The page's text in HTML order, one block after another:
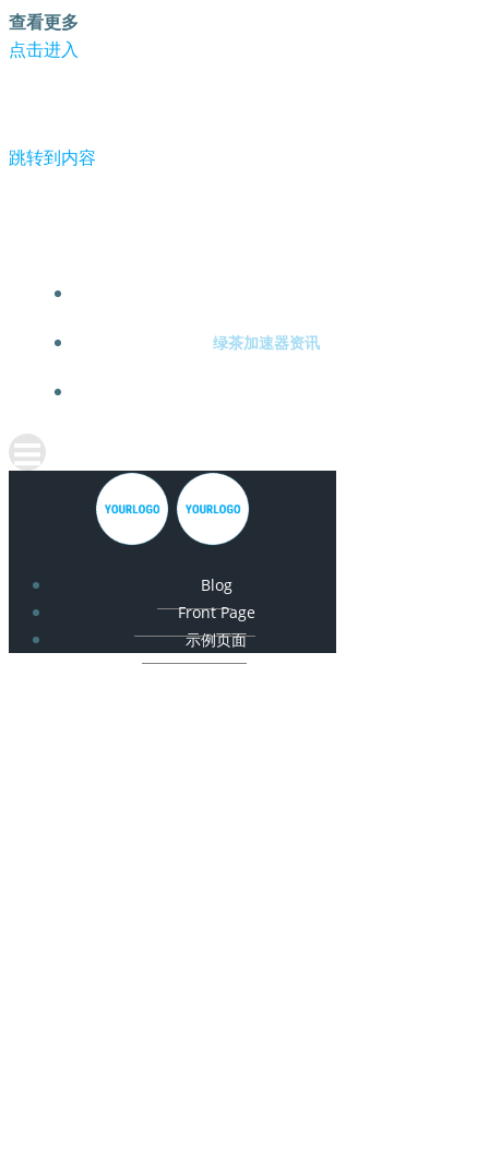
查看更多
点击进入
跳转到内容
绿茶加速器资讯
Blog
Front Page
示例页面